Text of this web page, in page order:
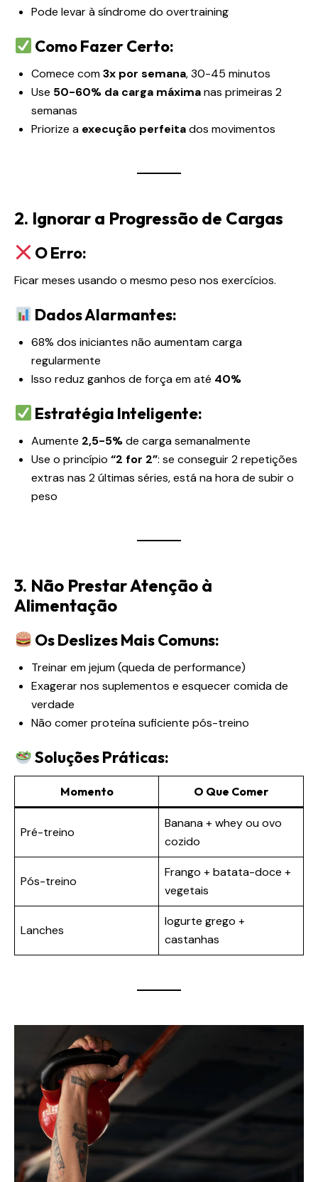
Pode levar à síndrome do overtraining
Como Fazer Certo:
Comece com3x por semana, 30-45 minutos
Use 50-60% da carga máximanas primeiras 2
semanas
Priorize a execução perfeitados movimentos
2. Ignorar a Progressão de Cargas
O Erro:
Ficar meses usando o mesmo peso nos exercícios.
Dados Alarmantes:
68% dos iniciantes não aumentam carga
regularmente
Isso reduz ganhos de força em até 40%
Estratégia Inteligente:
Aumente 2,5-5%de carga semanalmente
Use o princípio “2 for 2”: se conseguir 2 repetições
extras nas 2 últimas séries, está na hora de subir o
peso
3. Não Prestar Atenção à
Alimentação
Os Deslizes Mais Comuns:
Treinar em jejum (queda de performance)
Exagerar nos suplementos e esquecer comida de
verdade
Não comer proteína suficiente pós-treino
Soluções Práticas:
Momento O Que Comer
Pré-treino
Banana + whey ou ovo
cozido
Pós-treino
Frango + batata-doce +
vegetais
Lanches
Iogurte grego +
castanhas